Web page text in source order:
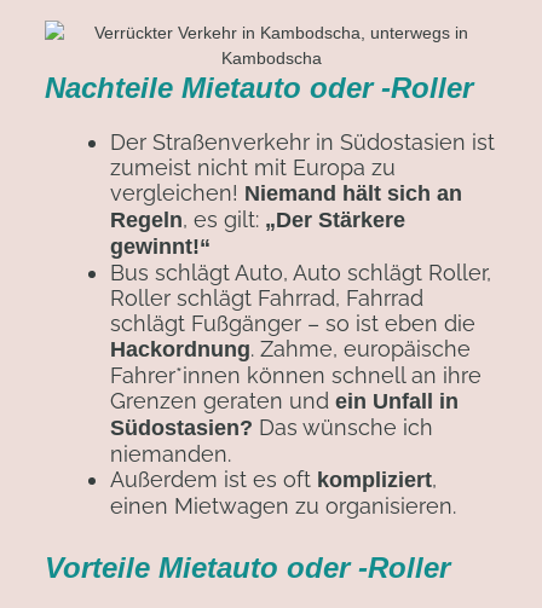
Nachteile Mietauto oder -Roller
Der Straßenverkehr in Südostasien ist
zumeist nicht mit Europa zu
vergleichen! Niemand hält sich an
Regeln, es gilt: „Der Stärkere
gewinnt!“
Bus schlägt Auto, Auto schlägt Roller,
Roller schlägt Fahrrad, Fahrrad
schlägt Fußgänger – so ist eben die
Hackordnung. Zahme, europäische
Fahrer*innen können schnell an ihre
Grenzen geraten und ein Unfall in
Südostasien? Das wünsche ich
niemanden.
Außerdem ist es oft kompliziert,
einen Mietwagen zu organisieren.
Vorteile Mietauto oder -Roller